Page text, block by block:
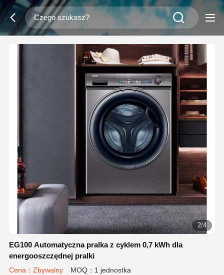
2/4
EG100 Automatyczna pralka z cyklem 0,7 kWh dla
energooszczędnej pralki
Cena：Zbywalny MOQ：1 jednostka